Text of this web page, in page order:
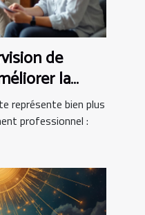
de
la
représente bien plus
professionnel :